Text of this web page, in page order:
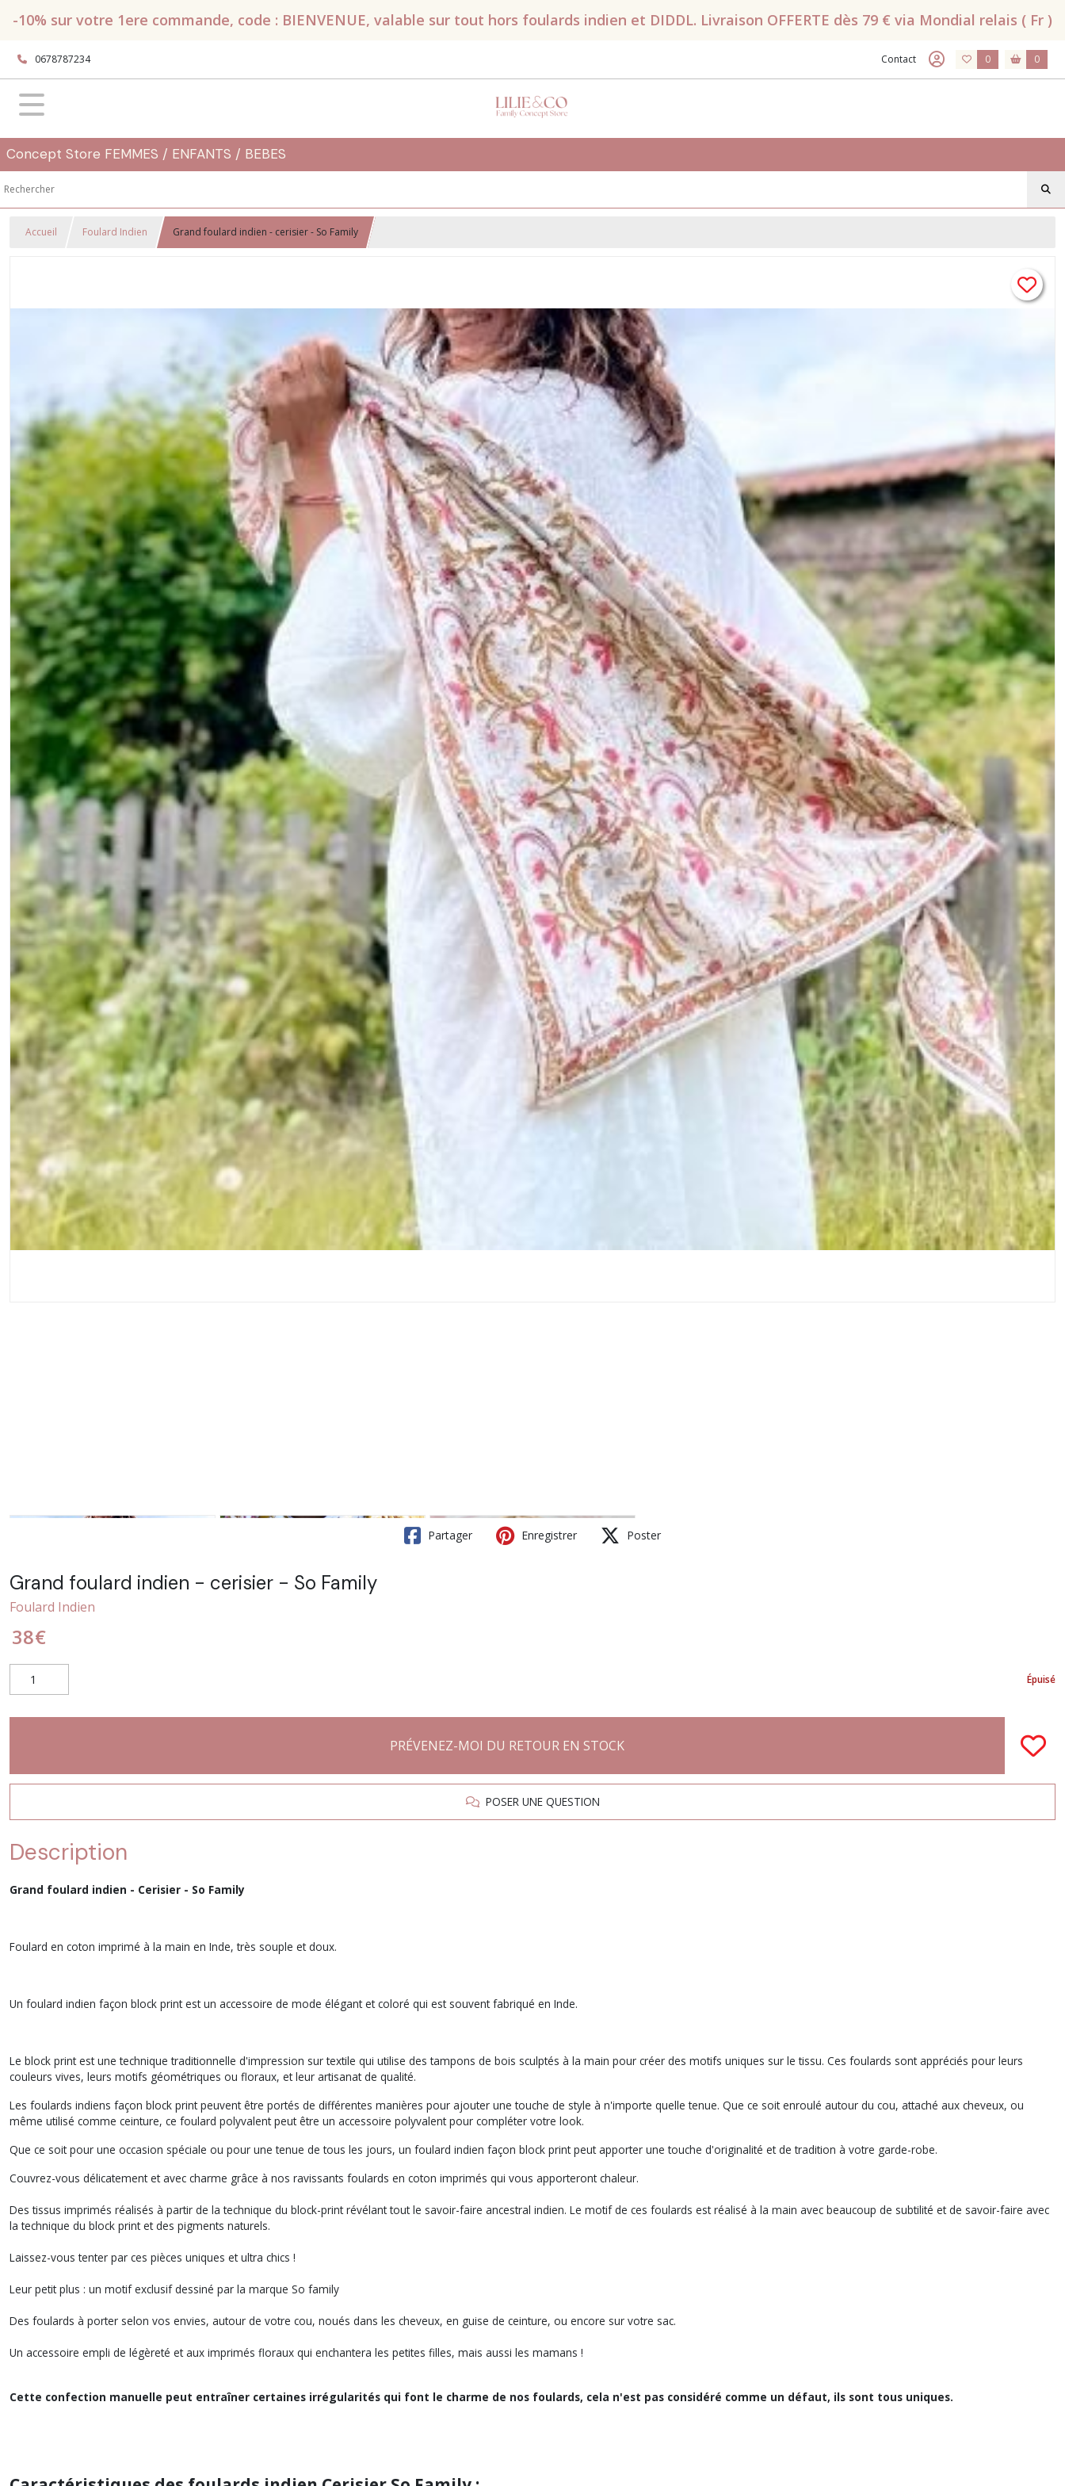
-10% sur votre 1ere commande, code : BIENVENUE, valable sur tout hors foulards indien et DIDDL. Livraison OFFERTE dès 79 € via Mondial relais ( Fr )
0678787234 Contact 0 0
Concept Store FEMMES / ENFANTS / BEBES
Accueil Foulard Indien Grand foulard indien - cerisier - So Family
Partager Enregistrer Poster
Grand foulard indien - cerisier - So Family
Foulard Indien
38€
Épuisé
PRÉVENEZ-MOI DU RETOUR EN STOCK
POSER UNE QUESTION
Description
Grand foulard indien - Cerisier - So Family
Foulard en coton imprimé à la main en Inde, très souple et doux.
Un foulard indien façon block print est un accessoire de mode élégant et coloré qui est souvent fabriqué en Inde.
Le block print est une technique traditionnelle d'impression sur textile qui utilise des tampons de bois sculptés à la main pour créer des motifs uniques sur le tissu. Ces foulards sont appréciés pour leurs
couleurs vives, leurs motifs géométriques ou floraux, et leur artisanat de qualité.
Les foulards indiens façon block print peuvent être portés de différentes manières pour ajouter une touche de style à n'importe quelle tenue. Que ce soit enroulé autour du cou, attaché aux cheveux, ou
même utilisé comme ceinture, ce foulard polyvalent peut être un accessoire polyvalent pour compléter votre look.
Que ce soit pour une occasion spéciale ou pour une tenue de tous les jours, un foulard indien façon block print peut apporter une touche d'originalité et de tradition à votre garde-robe.
Couvrez-vous délicatement et avec charme grâce à nos ravissants foulards en coton imprimés qui vous apporteront chaleur.
Des tissus imprimés réalisés à partir de la technique du block-print révélant tout le savoir-faire ancestral indien. Le motif de ces foulards est réalisé à la main avec beaucoup de subtilité et de savoir-faire avec
la technique du block print et des pigments naturels.
Laissez-vous tenter par ces pièces uniques et ultra chics !
Leur petit plus : un motif exclusif dessiné par la marque So family
Des foulards à porter selon vos envies, autour de votre cou, noués dans les cheveux, en guise de ceinture, ou encore sur votre sac.
Un accessoire empli de légèreté et aux imprimés floraux qui enchantera les petites filles, mais aussi les mamans !
Cette confection manuelle peut entraîner certaines irrégularités qui font le charme de nos foulards, cela n'est pas considéré comme un défaut, ils sont tous uniques.